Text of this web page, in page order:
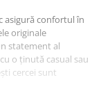
asigură confortul în
originale
statement al
o ținută casual sau
cercei sunt